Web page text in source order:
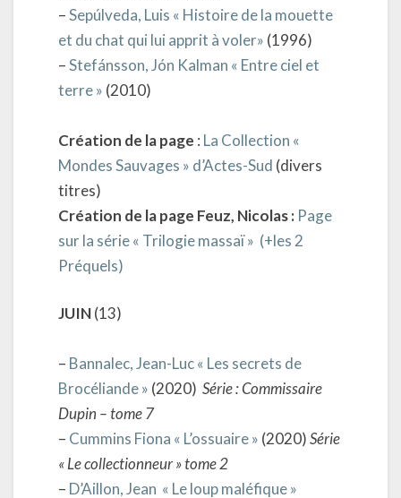
–Sepúlveda, Luis « Histoire de la mouette
et du chat qui lui apprit à voler» (1996)
–Stefánsson, Jón Kalman « Entre ciel et
terre » (2010)
Création de la page : La Collection «
Mondes Sauvages » d’Actes-Sud (divers
titres)
Création de la page Feuz, Nicolas : Page
sur la série « Trilogie massaï » (+les 2
Préquels)
JUIN(13)
– Bannalec, Jean-Luc « Les secrets de
Brocéliande » (2020) Série : Commissaire
Dupin – tome 7
– Cummins Fiona « L’ossuaire » (2020)Série
« Le collectionneur » tome 2
– D’Aillon, Jean « Le loup maléfique »